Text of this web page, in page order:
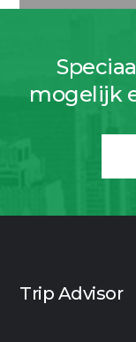
mogelijk
Trip Advisor